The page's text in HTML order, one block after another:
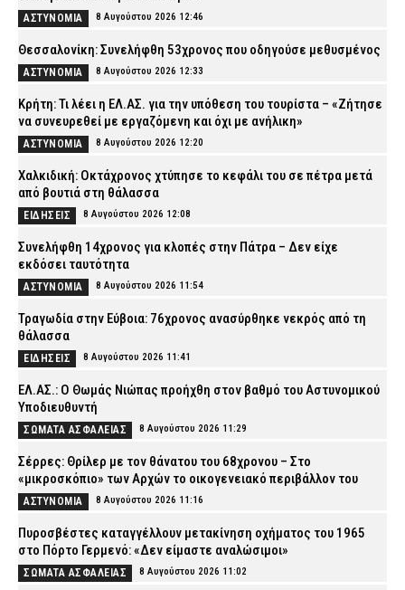
ΑΣΤΥΝΟΜΙΑ 8 Αυγούστου 2026 12:46
Θεσσαλονίκη: Συνελήφθη 53χρονος που οδηγούσε μεθυσμένος
ΑΣΤΥΝΟΜΙΑ 8 Αυγούστου 2026 12:33
Κρήτη: Τι λέει η ΕΛ.ΑΣ. για την υπόθεση του τουρίστα – «Ζήτησε
να συνευρεθεί με εργαζόμενη και όχι με ανήλικη»
ΑΣΤΥΝΟΜΙΑ 8 Αυγούστου 2026 12:20
Χαλκιδική: Οκτάχρονος χτύπησε το κεφάλι του σε πέτρα μετά
από βουτιά στη θάλασσα
ΕΙΔΗΣΕΙΣ 8 Αυγούστου 2026 12:08
Συνελήφθη 14χρονος για κλοπές στην Πάτρα – Δεν είχε
εκδόσει ταυτότητα
ΑΣΤΥΝΟΜΙΑ 8 Αυγούστου 2026 11:54
Τραγωδία στην Εύβοια: 76χρονος ανασύρθηκε νεκρός από τη
θάλασσα
ΕΙΔΗΣΕΙΣ 8 Αυγούστου 2026 11:41
ΕΛ.ΑΣ.: Ο Θωμάς Νιώπας προήχθη στον βαθμό του Αστυνομικού
Υποδιευθυντή
ΣΩΜΑΤΑ ΑΣΦΑΛΕΙΑΣ 8 Αυγούστου 2026 11:29
Σέρρες: Θρίλερ με τον θάνατου του 68χρονου – Στο
«μικροσκόπιο» των Αρχών το οικογενειακό περιβάλλον του
ΑΣΤΥΝΟΜΙΑ 8 Αυγούστου 2026 11:16
Πυροσβέστες καταγγέλλουν μετακίνηση οχήματος του 1965
στο Πόρτο Γερμενό: «Δεν είμαστε αναλώσιμοι»
ΣΩΜΑΤΑ ΑΣΦΑΛΕΙΑΣ 8 Αυγούστου 2026 11:02